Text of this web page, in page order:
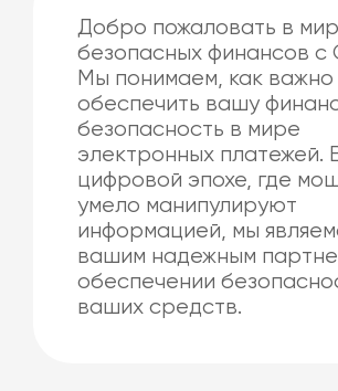
Добро пожаловать в мир
безопасных финансов с
Мы понимаем, как важно
обеспечить вашу
безопасность в мире
электронных платежей.
цифровой эпохе, где
умело манипулируют
информацией, мы
вашим надежным
обеспечении
ваших средств.